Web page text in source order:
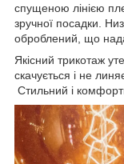
спущеною лінією
зручної посадки.
оброблений, що
Якісний трикотаж
скачується і не
Стильний і